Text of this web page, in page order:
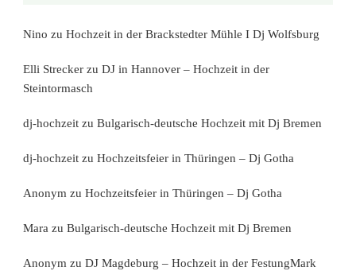
Nino zu Hochzeit in der Brackstedter Mühle I Dj Wolfsburg
Elli Strecker zu DJ in Hannover – Hochzeit in der
Steintormasch
dj-hochzeit zu Bulgarisch-deutsche Hochzeit mit Dj Bremen
dj-hochzeit zu Hochzeitsfeier in Thüringen – Dj Gotha
Anonym zu Hochzeitsfeier in Thüringen – Dj Gotha
Mara zu Bulgarisch-deutsche Hochzeit mit Dj Bremen
Anonym zu DJ Magdeburg – Hochzeit in der FestungMark